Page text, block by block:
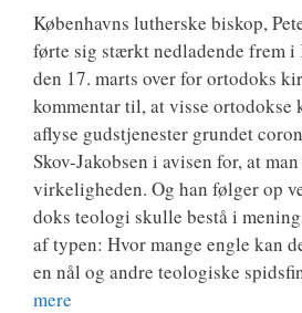
Køben­havns lut­her­ske biskop,
før­te sig stærkt ned­la­den­de frem
den 17. marts over for orto­doks
kom­men­tar til, at vis­se orto­dok­se
afly­se gud­stje­ne­ster grun­det
Skov-Jakob­­sen i avi­sen for, at
vir­ke­lig­he­den. Og han føl­ger op
doks teo­lo­gi skul­le bestå i
af typen: Hvor man­ge eng­le kan
en nål og andre teo­lo­gi­ske
mere